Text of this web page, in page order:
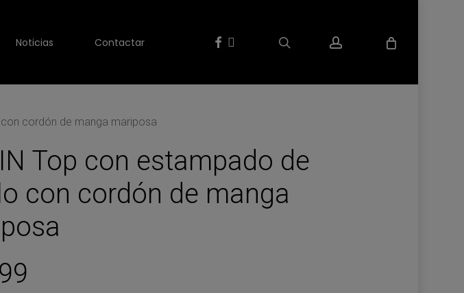
Noticias Contactar facebook
instagram
cordón de manga mariposa
Top con estampado de
con cordón de manga